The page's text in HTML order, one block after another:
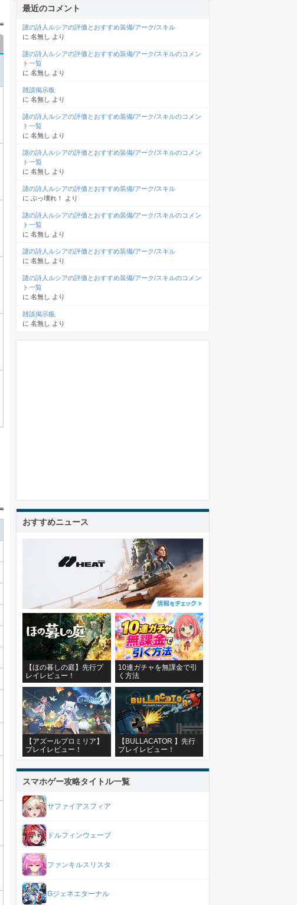
最近のコメント
謎の詩人ルシアの評価とおすすめ装備/アーク/スキル
に 名無し より
謎の詩人ルシアの評価とおすすめ装備/アーク/スキルのコメン
ト一覧
に 名無し より
雑談掲示板
に 名無し より
謎の詩人ルシアの評価とおすすめ装備/アーク/スキルのコメン
ト一覧
に 名無し より
謎の詩人ルシアの評価とおすすめ装備/アーク/スキルのコメン
ト一覧
に 名無し より
謎の詩人ルシアの評価とおすすめ装備/アーク/スキル
に ぶっ壊れ！ より
謎の詩人ルシアの評価とおすすめ装備/アーク/スキルのコメン
ト一覧
に 名無し より
謎の詩人ルシアの評価とおすすめ装備/アーク/スキル
に 名無し より
謎の詩人ルシアの評価とおすすめ装備/アーク/スキルのコメン
ト一覧
に 名無し より
雑談掲示板
に 名無し より
おすすめニュース
【ほの暮しの庭】先行プ
レイレビュー！
10連ガチャを無課金で引
く方法
【アズールプロミリア】
プレイレビュー！
【BULLACATOR 】先行
プレイレビュー！
スマホゲー攻略タイトル一覧
サファイアスフィア
ドルフィンウェーブ
ファンキルスリスタ
Gジェネエターナル